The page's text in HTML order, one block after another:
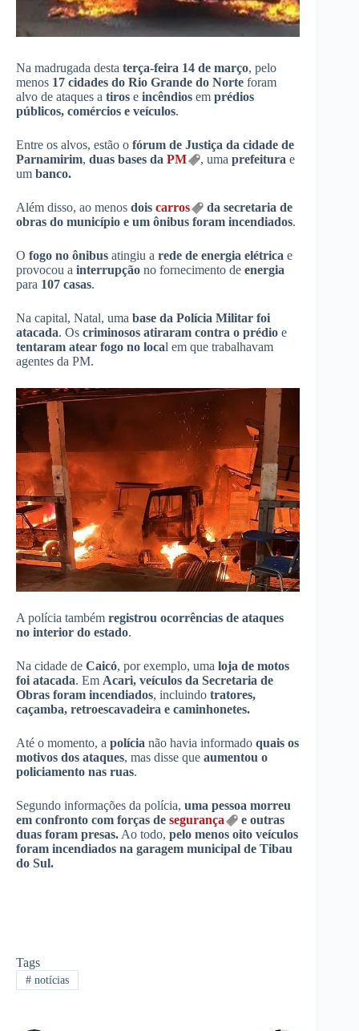
Na madrugada desta terça-feira 14 de março, pelo
menos 17 cidades do Rio Grande do Norte foram
alvo de ataques a tiros e incêndios em prédios
públicos, comércios e veículos.
Entre os alvos, estão o fórum de Justiça da cidade de
Parnamirim, duas bases da PM , uma prefeitura e
um banco.
Além disso, ao menos dois carros
da secretaria de
obras do município e um ônibus foram incendiados.
O fogo no ônibus atingiu a rede de energia elétrica e
provocou a interrupção no fornecimento de energia
para 107 casas.
Na capital, Natal, uma base da Polícia Militar foi
atacada. Os criminosos atiraram contra o prédio e
tentaram atear fogo no local em que trabalhavam
agentes da PM.
A polícia também registrou ocorrências de ataques
no interior do estado.
Na cidade de Caicó, por exemplo, uma loja de motos
foi atacada. Em Acari, veículos da Secretaria de
Obras foram incendiados, incluindo tratores,
caçamba, retroescavadeira e caminhonetes.
Até o momento, a polícia não havia informado quais os
motivos dos ataques, mas disse que aumentou o
policiamento nas ruas.
Segundo informações da polícia, uma pessoa morreu
em confronto com forças de segurança
e outras
duas foram presas. Ao todo, pelo menos oito veículos
foram incendiados na garagem municipal de Tibau
do Sul.
Tags
#notícias